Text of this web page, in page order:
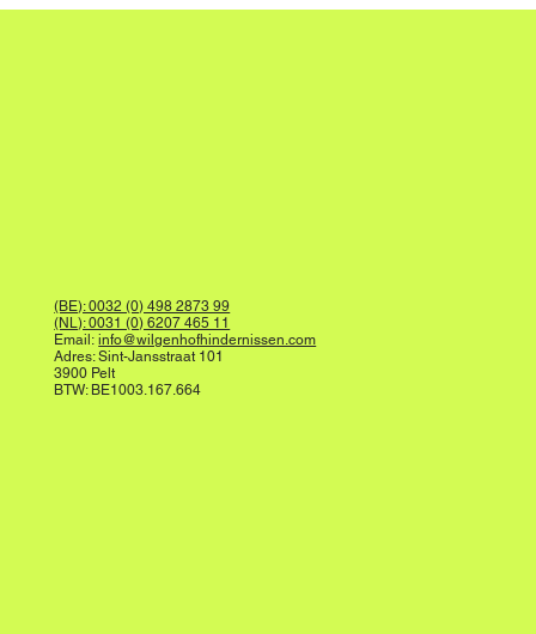
(BE): 0032 (0) 498 2873 99
(NL): 0031 (0) 6207 465 11
Email:info@wilgenhofhindernissen.com
Adres: Sint-Jansstraat 101
3900 Pelt
BTW: BE1003.167.664